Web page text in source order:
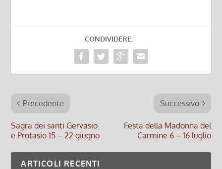
CONDIVIDERE:
Precedente
Sagra dei santi Gervasio
e Protasio 15 – 22 giugno
Successivo
Festa della Madonna del
Carmine 6 – 16 luglio
ARTICOLI RECENTI